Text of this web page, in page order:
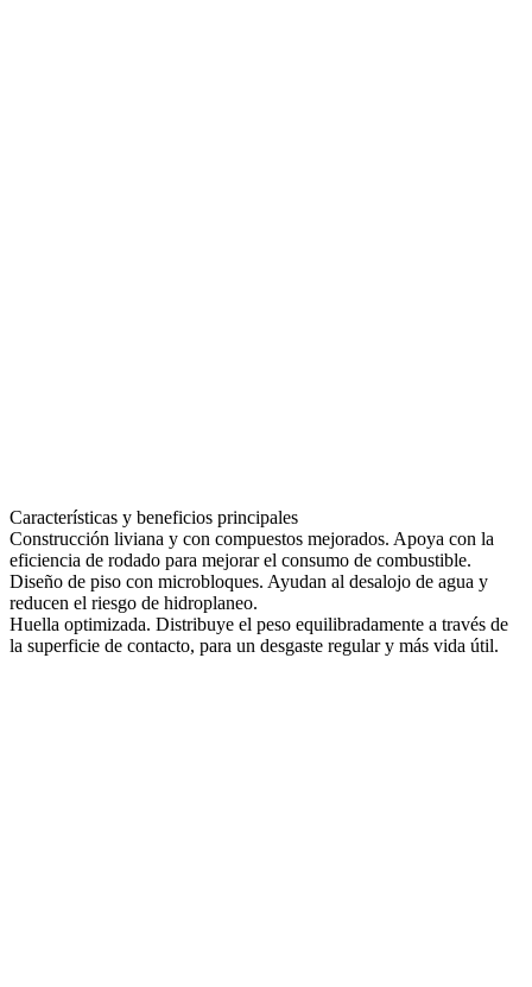
Características y beneficios principales
Construcción liviana y con compuestos mejorados. Apoya con la
eficiencia de rodado para mejorar el consumo de combustible.
Diseño de piso con microbloques. Ayudan al desalojo de agua y
reducen el riesgo de hidroplaneo.
Huella optimizada. Distribuye el peso equilibradamente a través de
la superficie de contacto, para un desgaste regular y más vida útil.